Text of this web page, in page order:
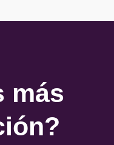
más